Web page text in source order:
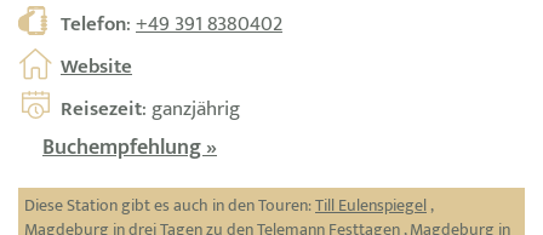
Telefon:+49 391 8380402
Website
Reisezeit: ganzjährig
Buchempfehlung »
Diese Station gibt es auch in den Touren:Till Eulenspiegel,
Magdeburg in drei Tagen zu den Telemann Festtagen,Magdeburg in